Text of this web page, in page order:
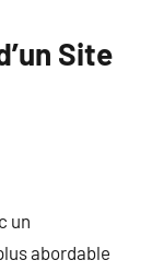
Site
un
abordable